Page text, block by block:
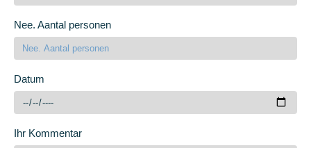
Nee. Aantal personen
Datum
Ihr Kommentar